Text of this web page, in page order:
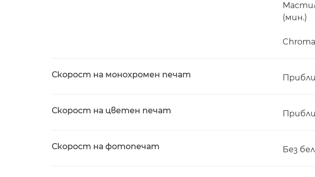
(мин.)
Скорост на монохромен печат
Скорост на цветен печат
Скорост на фотопечат Без